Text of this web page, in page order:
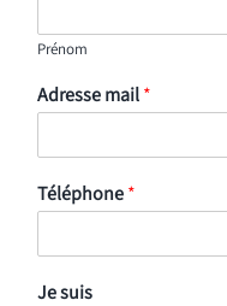
Prénom
Adresse mail*
Téléphone*
Je suis